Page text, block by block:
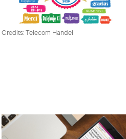
Credits: Telecom Handel